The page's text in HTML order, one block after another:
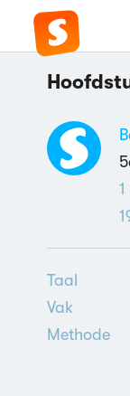
Taal
Vak
Methode